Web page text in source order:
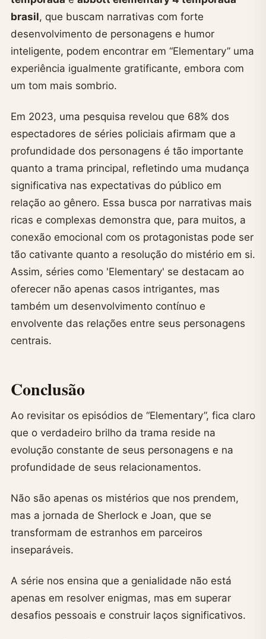
brasil, que buscam narrativas com forte
desenvolvimento de personagens e humor
inteligente, podem encontrar em “Elementary” uma
experiência igualmente gratificante, embora com
um tom mais sombrio.
Em 2023, uma pesquisa revelou que 68% dos
espectadores de séries policiais afirmam que a
profundidade dos personagens é tão importante
quanto a trama principal, refletindo uma mudança
significativa nas expectativas do público em
relação ao gênero. Essa busca por narrativas mais
ricas e complexas demonstra que, para muitos, a
conexão emocional com os protagonistas pode ser
tão cativante quanto a resolução do mistério em si.
Assim, séries como 'Elementary' se destacam ao
oferecer não apenas casos intrigantes, mas
também um desenvolvimento contínuo e
envolvente das relações entre seus personagens
centrais.
Conclusão
Ao revisitar os episódios de “Elementary”, fica claro
que o verdadeiro brilho da trama reside na
evolução constante de seus personagens e na
profundidade de seus relacionamentos.
Não são apenas os mistérios que nos prendem,
mas a jornada de Sherlock e Joan, que se
transformam de estranhos em parceiros
inseparáveis.
A série nos ensina que a genialidade não está
apenas em resolver enigmas, mas em superar
desafios pessoais e construir laços significativos.